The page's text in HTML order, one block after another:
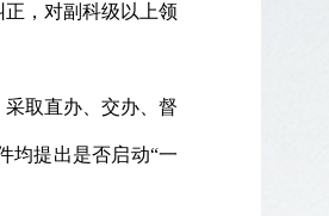
，对副科级以上领
取直办、交办、督
均提出是否启动“一